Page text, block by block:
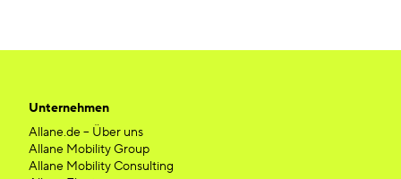
Unternehmen
Allane.de – Über uns
Allane Mobility Group
Allane Mobility Consulting